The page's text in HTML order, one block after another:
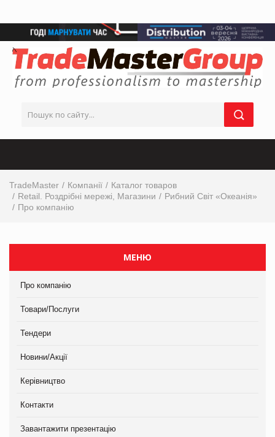
TradeMaster Компанії
Каталог товаров
Retail. Роздрібні мережі, Магазини
Рибний Світ «Океанія»
Про компанію
МЕНЮ
Про компанію
Товари/Послуги
Тендери
Новини/Акції
Керівництво
Контакти
Завантажити презентацію